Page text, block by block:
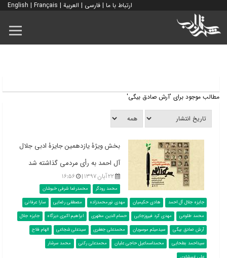
ارتباط با ما | فارسی | العربية |
English | Français
مطالب موجود برای 'آرش صادق بیگی'
بخش ویژۀ یازدهمین جایزۀ ادبی جلال
آل احمد به رأی مردمی گذاشته شد
۲۲ آبان ۱۳۹۷ | ۱۶:۵۶
محمد رودگر
محمدرضا شرفی خبوشان
جایزه جلال آل احمد
هادی حکیمیان مهدی نورمحمدزاده مصطفی رضایی
سارا عرفانی
محمد طلوعی
مهدی کرد فیروزجایی حسام الدین مطهری ابراهیم اکبری دیزگاه
جایزه جلال
آرش صادق بیگی
سیدمیثم موسویان محمدعلی جعفری سیدعلی شجاعی
الهام فلاح
سیداحمد بطحایی
محمداسماعیل حاجی علیان محمدعلی رکنی
محمد سرشار